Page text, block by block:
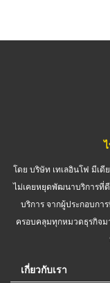
โดย บริษัท เทเลอินโฟ มีเดี
ไม่เคยหยุดพัฒนาบริการที่
บริการ จากผู้ประกอบกา
ครอบคลุมทุกหมวดธุรกิจม
เกี่ยวกับเรา